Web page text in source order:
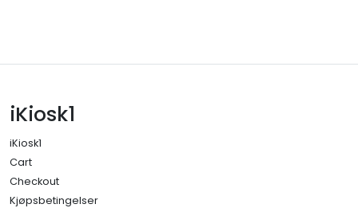
iKiosk1
iKiosk1
Cart
Checkout
Kjøpsbetingelser